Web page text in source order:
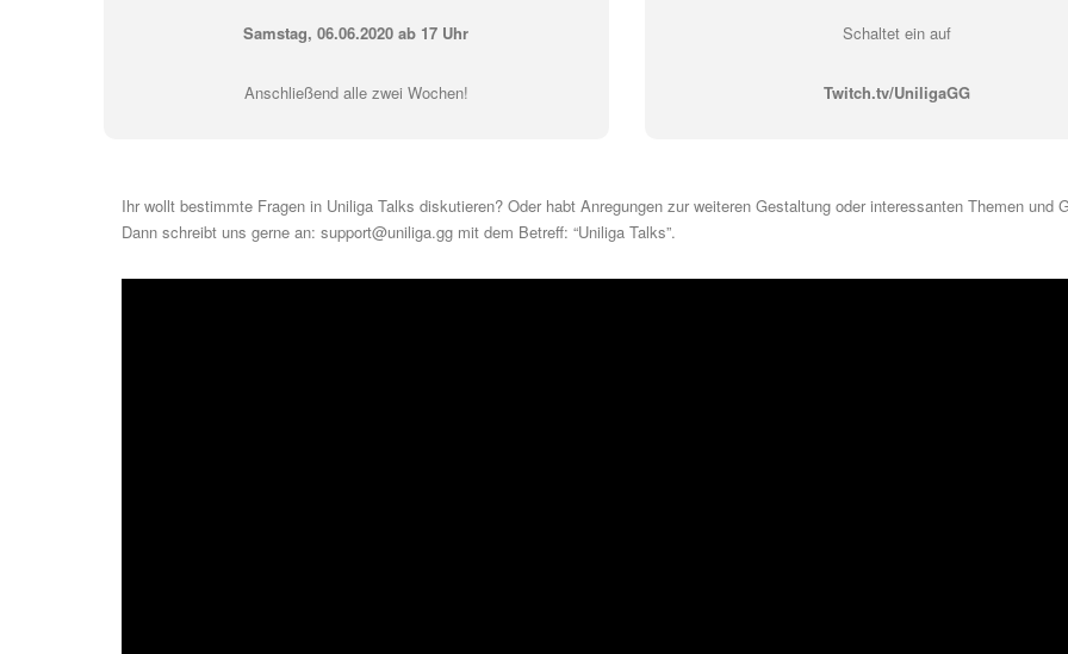
Samstag, 06.06.2020 ab 17 Uhr
Anschließend alle zwei Wochen!
Schaltet ein auf
Twitch.tv/UniligaGG
Ihr wollt bestimmte Fragen in Uniliga Talks diskutieren? Oder habt Anregungen zur weiteren Gestaltung oder interessanten Themen und
Dann schreibt uns gerne an: support@uniliga.gg mit dem Betreff: “Uniliga Talks”.